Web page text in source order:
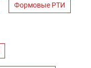
Формовые РТИ